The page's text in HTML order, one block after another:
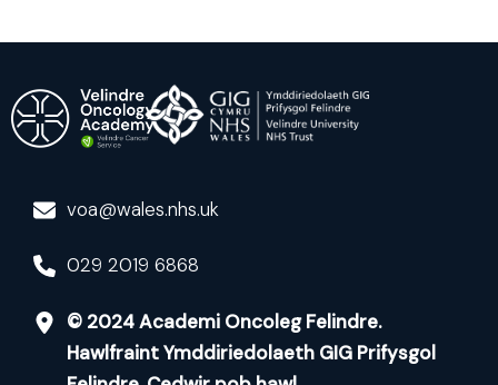
voa@wales.nhs.uk
029 2019 6868
© 2024 Academi Oncoleg Felindre.
Hawlfraint Ymddiriedolaeth GIG Prifysgol